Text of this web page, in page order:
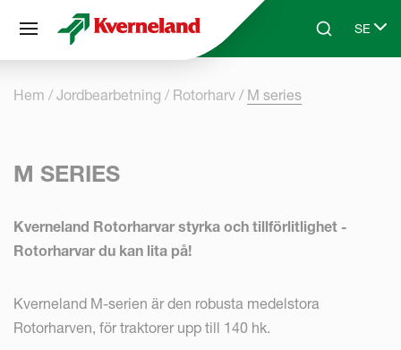
Skip to main contentSearchSE
Select
Hem Jordbearbetning Rotorharv M series
M SERIES
Kverneland Rotorharvar styrka och tillförlitlighet -
Rotorharvar du kan lita på!
Kverneland M-serien är den robusta medelstora
Rotorharven, för traktorer upp till 140 hk.
Cookie- hanteringspanel